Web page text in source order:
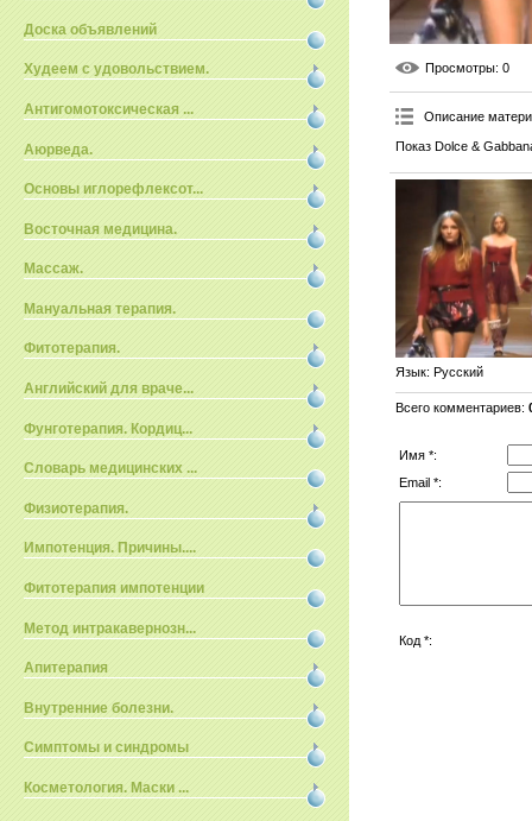
Доска объявлений
Худеем с удовольствием.
Антигомотоксическая ...
Аюрведа.
Основы иглорефлексот...
Восточная медицина.
Массаж.
Мануальная терапия.
Фитотерапия.
Английский для враче...
Фунготерапия. Кордиц...
Словарь медицинских ...
Физиотерапия.
Импотенция. Причины....
Фитотерапия импотенции
Метод интракавернозн...
Апитерапия
Внутренние болезни.
Симптомы и синдромы
Косметология. Маски ...
Просмотры: 0
Описание
Показ Dolce &
Язык: Русский
Всего комментариев:
Имя *:
Email *:
Код *: